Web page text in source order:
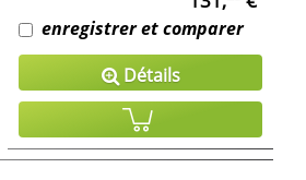
enregistrer et comparer
Détails